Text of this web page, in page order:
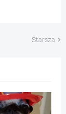
Starsza